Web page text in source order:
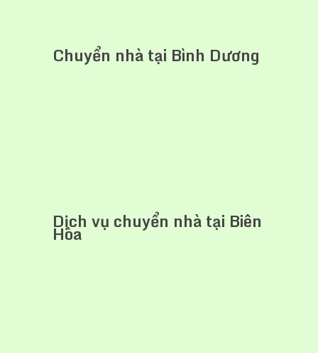
Chuyển nhà tại Bình Dương
Dịch vụ chuyển nhà tại Biên
Hòa